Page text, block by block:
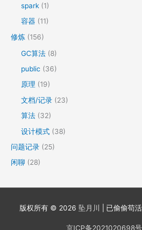
spark (1)
容器 (11)
修炼 (156)
GC算法 (8)
public (36)
原理 (19)
文档/记录 (23)
算法 (32)
设计模式 (38)
问题记录 (25)
闲聊 (28)
版权所有 © 2026 坠月川 | 已偷偷苟活
京ICP备2021020698